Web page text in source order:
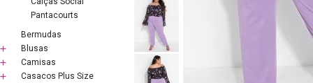
Pantacourts
Bermudas
Blusas
Camisas
Casacos Plus Size